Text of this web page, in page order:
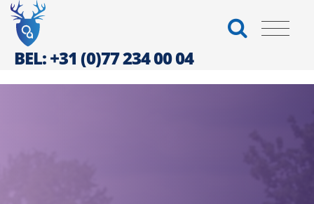
BEL: +31 (0)77 234 00 04